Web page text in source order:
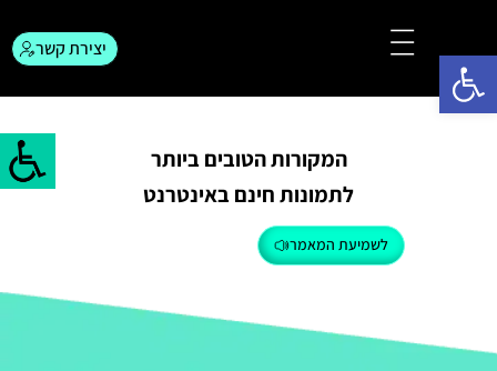
יצירת קשר
המקורות הטובים ביותר
לתמונות חינם באינטרנט
לשמיעת המאמר
פתח סרגל נגישות